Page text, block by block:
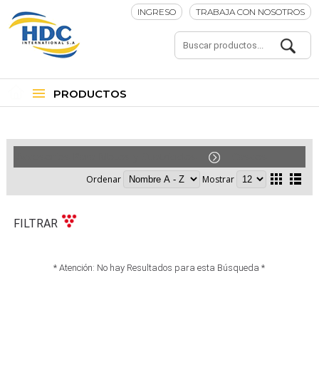
INGRESO TRABAJA CON NOSOTROS
PRODUCTOS
Ordenar Mostrar
FILTRAR
* Atención: No hay Resultados para esta Búsqueda *